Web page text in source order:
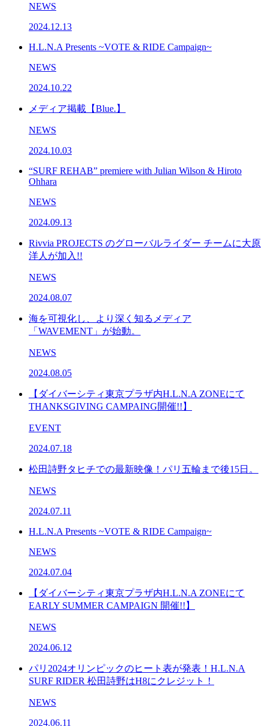
NEWS
2024.12.13
H.L.N.A Presents ~VOTE & RIDE Campaign~
NEWS
2024.10.22
メディア掲載【Blue.】
NEWS
2024.10.03
“SURF REHAB” premiere with Julian Wilson & Hiroto
Ohhara
NEWS
2024.09.13
Rivvia PROJECTS のグローバルライダー チームに大原
洋人が加入!!
NEWS
2024.08.07
海を可視化し、より深く知るメディア
「WAVEMENT」が始動。
NEWS
2024.08.05
【ダイバーシティ東京プラザ内H.L.N.A ZONEにて
THANKSGIVING CAMPAING開催!!】
EVENT
2024.07.18
松田詩野タヒチでの最新映像！パリ五輪まで後15日。
NEWS
2024.07.11
H.L.N.A Presents ~VOTE & RIDE Campaign~
NEWS
2024.07.04
【ダイバーシティ東京プラザ内H.L.N.A ZONEにて
EARLY SUMMER CAMPAIGN 開催!!】
NEWS
2024.06.12
パリ2024オリンピックのヒート表が発表！H.L.N.A
SURF RIDER 松田詩野はH8にクレジット！
NEWS
2024.06.11